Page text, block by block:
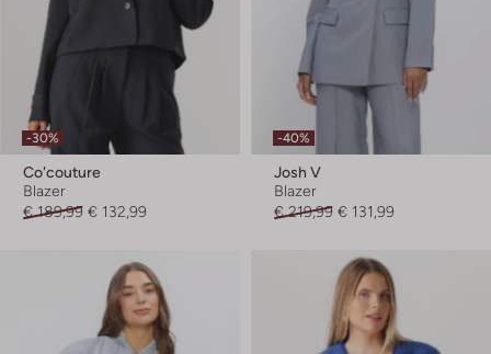
-30%
Co'couture
Blazer
€ 189,99 € 132,99
-40%
Josh V
Blazer
€ 219,99 € 131,99